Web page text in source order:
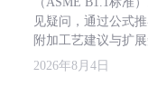
见疑问，通过公式
附加工艺建议与扩展
2026年8月4日